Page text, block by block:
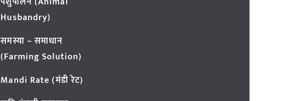
Husbandry)
समस्या – समाधान
(Farming Solution)
Mandi Rate (मंडी रेट)